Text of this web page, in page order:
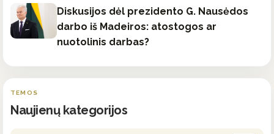
Diskusijos dėl prezidento G. Nausėdos
darbo iš Madeiros: atostogos ar
nuotolinis darbas?
TEMOS
Naujienų kategorijos